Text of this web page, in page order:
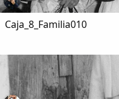
Caja_8_Familia010